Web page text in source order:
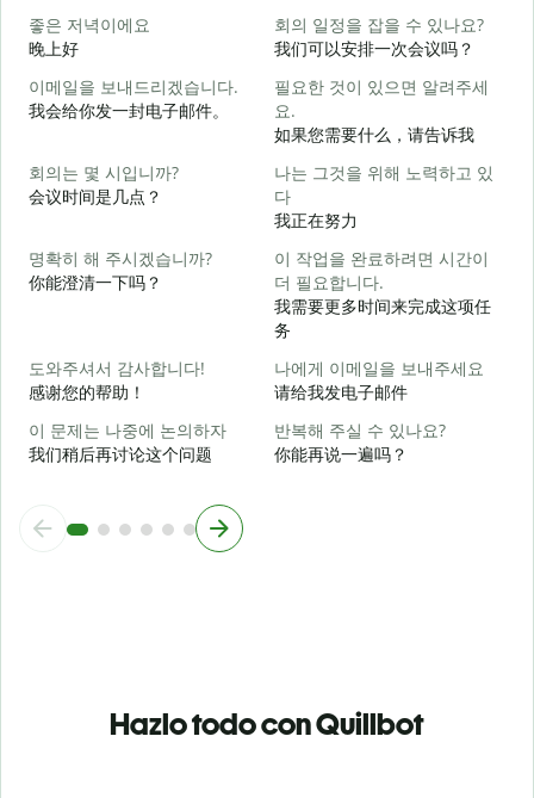
좋은 저녁이에요
晚上好
회의 일정을 잡을 수 있나요?
我们可以安排一次会议吗？
이메일을 보내드리겠습니다.
我会给你发一封电子邮件。
필요한 것이 있으면 알려주세
요.
如果您需要什么，请告诉我
회의는 몇 시입니까?
会议时间是几点？
나는 그것을 위해 노력하고 있
다
我正在努力
명확히 해 주시겠습니까?
你能澄清一下吗？
이 작업을 완료하려면 시간이
더 필요합니다.
我需要更多时间来完成这项任
务
도와주셔서 감사합니다!
感谢您的帮助！
나에게 이메일을 보내주세요
请给我发电子邮件
이 문제는 나중에 논의하자
我们稍后再讨论这个问题
반복해 주실 수 있나요?
你能再说一遍吗？
Hazlo todo con Quillbot